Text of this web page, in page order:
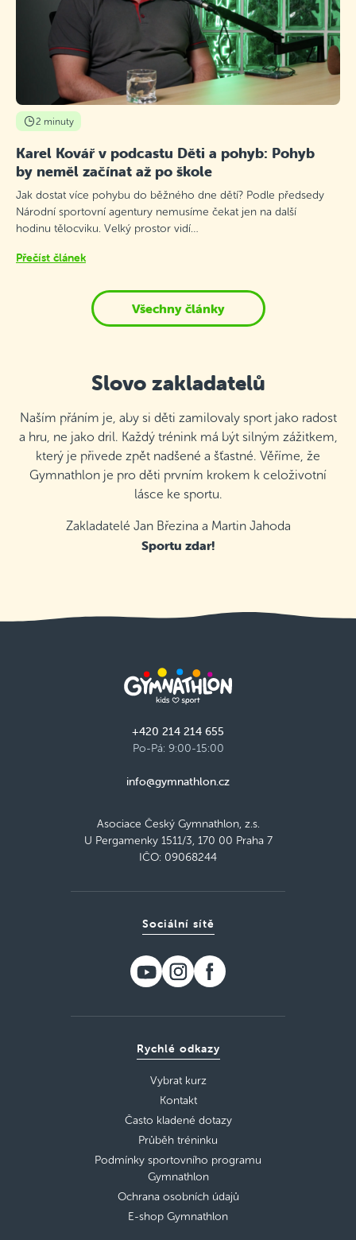
2 minuty
Karel Kovář v podcastu Děti a pohyb: Pohyb
by neměl začínat až po škole
Jak dostat více pohybu do běžného dne dětí? Podle předsedy
Národní sportovní agentury nemusíme čekat jen na další
hodinu tělocviku. Velký prostor vidí…
Přečíst článek
Všechny články
Slovo zakladatelů
Naším přáním je, aby si děti zamilovaly sport jako radost
a hru, ne jako dril. Každý trénink má být silným zážitkem,
který je přivede zpět nadšené a šťastné. Věříme, že
Gymnathlon je pro děti prvním krokem k celoživotní
lásce ke sportu.
Zakladatelé Jan Březina a Martin Jahoda
Sportu zdar!
+420 214 214 655
Po-Pá: 9:00-15:00
info@gymnathlon.cz
Asociace Český Gymnathlon, z.s.
U Pergamenky 1511/3, 170 00 Praha 7
IČO: 09068244
Rychlé odkazy
Vybrat kurz
Kontakt
Často kladené dotazy
Průběh tréninku
Podmínky sportovního programu
Gymnathlon
Ochrana osobních údajů
E-shop Gymnathlon
Sociální sítě